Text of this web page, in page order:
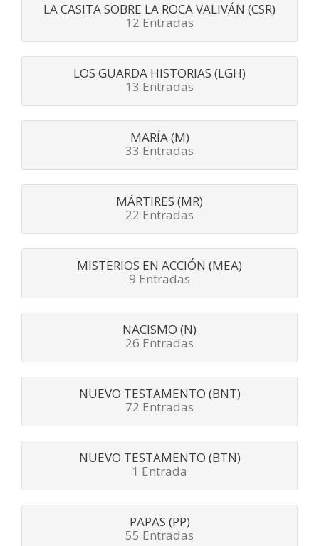
LA CASITA SOBRE LA ROCA VALIVÁN (CSR)
12 Entradas
LOS GUARDA HISTORIAS (LGH)
13 Entradas
MARÍA (M)
33 Entradas
MÁRTIRES (MR)
22 Entradas
MISTERIOS EN ACCIÓN (MEA)
9 Entradas
NACISMO (N)
26 Entradas
NUEVO TESTAMENTO (BNT)
72 Entradas
NUEVO TESTAMENTO (BTN)
1 Entrada
PAPAS (PP)
55 Entradas